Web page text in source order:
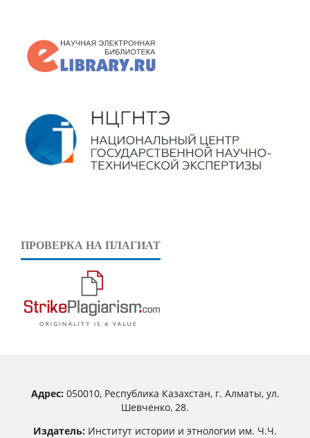
ПРОВЕРКА НА ПЛАГИАТ
Адрес:050010, Республика Казахстан, г. Алматы, ул.
Шевченко, 28.
Издатель: Институт истории и этнологии им. Ч.Ч.